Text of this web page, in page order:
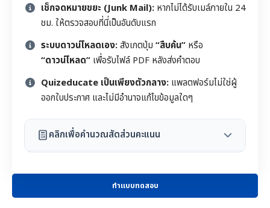
เช็กจดหมายขยะ (Junk Mail): หากไม่ได้รับเมล์ภายใน 24
ชม. ให้ตรวจสอบที่นี่เป็นอันดับแรก
ระบบดาวน์โหลดเอง:สังเกตปุ่ม “สืบค้น” หรือ
“ดาวน์โหลด” เพื่อรับไฟล์ PDF หลังส่งคำตอบ
Quizeducate เป็นเพียงตัวกลาง: แพลตฟอร์มไม่ใช่ผู้
ออกใบประกาศ และไม่มีอำนาจแก้ไขข้อมูลใดๆ
คลิกเพื่อคำนวณสัดส่วนคะแนน
ทำแบบทดสอบ